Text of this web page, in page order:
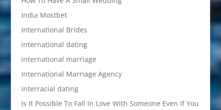
India Mostbet
International Brides
international dating
international marriage
International Marriage Agency
interracial dating
Is It Possible To Fall In Love With Someone Even If You